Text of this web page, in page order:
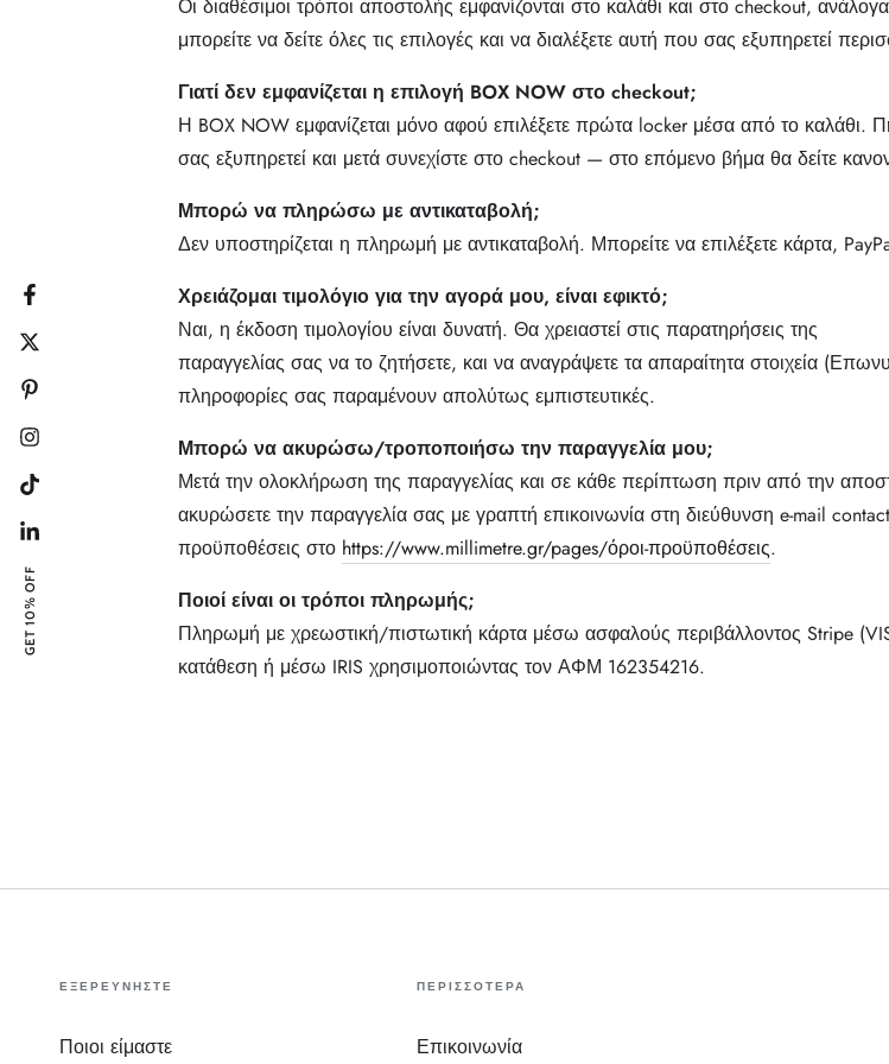
Οι διαθέσιμοι τρόποι αποστολής εμφανίζονται στο καλάθι και στο checkout,
μπορείτε να δείτε όλες τις επιλογές και να διαλέξετε αυτή που σας εξυπηρετεί
Γιατί δεν εμφανίζεται η επιλογή BOX NOW στο checkout;
Η BOX NOW εμφανίζεται μόνο αφού επιλέξετε πρώτα locker μέσα από το καλάθι.
σας εξυπηρετεί και μετά συνεχίστε στο checkout — στο επόμενο βήμα θα δείτε
Μπορώ να πληρώσω με αντικαταβολή;
Δεν υποστηρίζεται η πληρωμή με αντικαταβολή. Μπορείτε να επιλέξετε κάρτα,
Χρειάζομαι τιμολόγιο για την αγορά μου, είναι εφικτό;
Ναι, η έκδοση τιμολογίου είναι δυνατή. Θα χρειαστεί στις παρατηρήσεις της
παραγγελίας σας να το ζητήσετε, και να αναγράψετε τα απαραίτητα στοιχεία
πληροφορίες σας παραμένουν απολύτως εμπιστευτικές.
Μπορώ να ακυρώσω/τροποποιήσω την παραγγελία μου;
Μετά την ολοκλήρωση της παραγγελίας και σε κάθε περίπτωση πριν από την
ακυρώσετε την παραγγελία σας με γραπτή επικοινωνία στη διεύθυνση e-mail
προϋποθέσεις στο https://www.millimetre.gr/pages/όροι-προϋποθέσεις.
Ποιοί είναι οι τρόποι πληρωμής;
Πληρωμή με χρεωστική/πιστωτική κάρτα μέσω ασφαλούς περιβάλλοντος Stripe
κατάθεση ή μέσω IRIS χρησιμοποιώντας τον ΑΦΜ 162354216.
ΕΞΕΡΕΥΝΗΣΤΕ
Ποιοι είμαστε
ΠΕΡΙΣΣΟΤΕΡΑ
Επικοινωνία
Facebook
Twitter
Pinterest
Instagram
Tiktok
Linkedin
GET 10% OFF